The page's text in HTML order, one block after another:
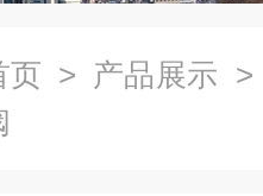
页 > 产品展示